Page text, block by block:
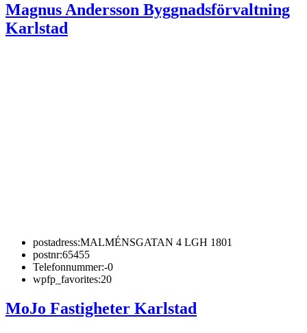
Magnus Andersson Byggnadsförvaltning
Karlstad
postadress:MALMÉNSGATAN 4 LGH 1801
postnr:65455
Telefonnummer:-0
wpfp_favorites:20
MoJo Fastigheter Karlstad